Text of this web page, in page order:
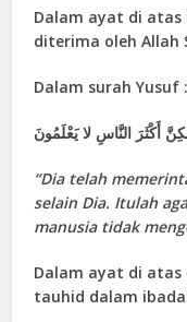
Dalam ayat di atas
diterima oleh Allah
Dalam surah Yusuf
لكِنَّ أَكْثَرَ النَّاسِ لا يَعْلَمُونَ
“Dia telah
selain Dia. Itulah
manusia tidak
Dalam ayat di atas
tauhid dalam